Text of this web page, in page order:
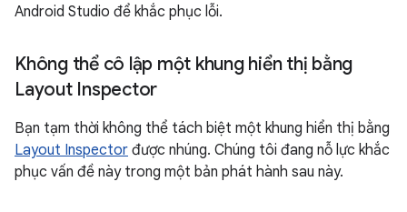
Android Studio để khắc phục lỗi.
Không thể cô lập một khung hiển thị bằng
Layout Inspector
Bạn tạm thời không thể tách biệt một khung hiển thị bằng
Layout Inspector được nhúng. Chúng tôi đang nỗ lực khắc
phục vấn đề này trong một bản phát hành sau này.